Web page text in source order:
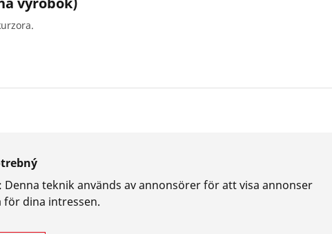
: Denna teknik används av annonsörer för att visa annonser
för dina intressen.